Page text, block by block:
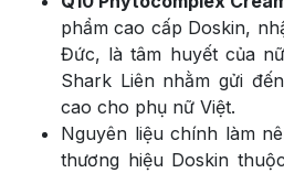
phẩm cao cấp Doskin,
Đức, là tâm huyết của
Shark Liên nhằm gửi
cao cho phụ nữ Việt.
Nguyên liệu chính làm
thương hiệu Doskin